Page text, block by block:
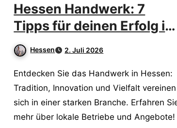
Hessen Handwerk: 7
Tipps für deinen Erfolg im
Handwerk!
Hessen 2. Juli 2026
Entdecken Sie das Handwerk in Hessen:
Tradition, Innovation und Vielfalt vereinen
sich in einer starken Branche. Erfahren
mehr über lokale Betriebe und Angebote!